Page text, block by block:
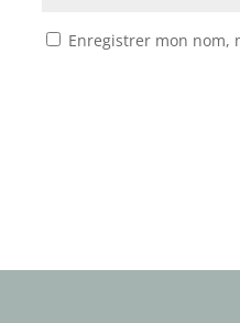
Enregistrer mon nom,